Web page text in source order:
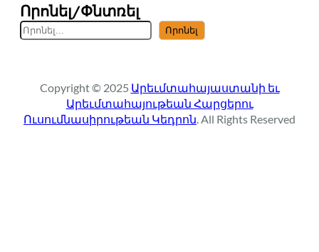
Որոնել/Փնտռել
S
e
c
h
Որոնել
Copyright © 2025 Արեւմտահայաստանի եւ
Արեւմտահայութեան Հարցերու
Ուսումնասիրութեան Կեդրոն. All Rights Reserved